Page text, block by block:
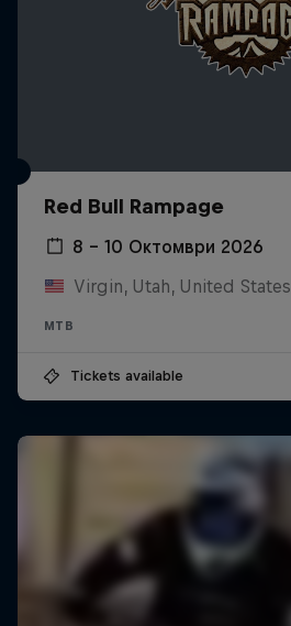
Red Bull Rampage
8 – 10 Октомври 2026
Virgin, Utah, United States
MTB
Tickets available